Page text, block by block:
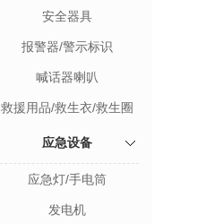
安全器具
报警器/警示标识
喊话器喇叭
救援用品/救生衣/救生圈
应急设备
应急灯/手电筒
发电机